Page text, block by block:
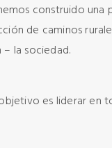
construido una
de caminos
la sociedad.
es liderar en